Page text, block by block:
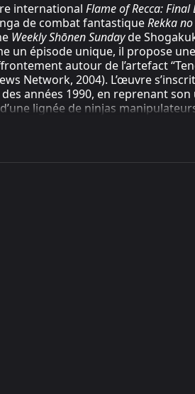
international Flame of Recca:
de combat fantastiqueRekka
Weekly Shōnen Sundayde
un épisode unique, il propose
autour de l’artefact
Network, 2004). L’œuvre
années 1990, en reprenant son
lignée de ninjas
de la franchise (Source : Anime
Video) d’action et de fantasy,
(Source : Wikipedia, 2005
des années 2000
tardif d’une série télévisée
jusqu’alors restés uniquement
de l’animation japonaise, le